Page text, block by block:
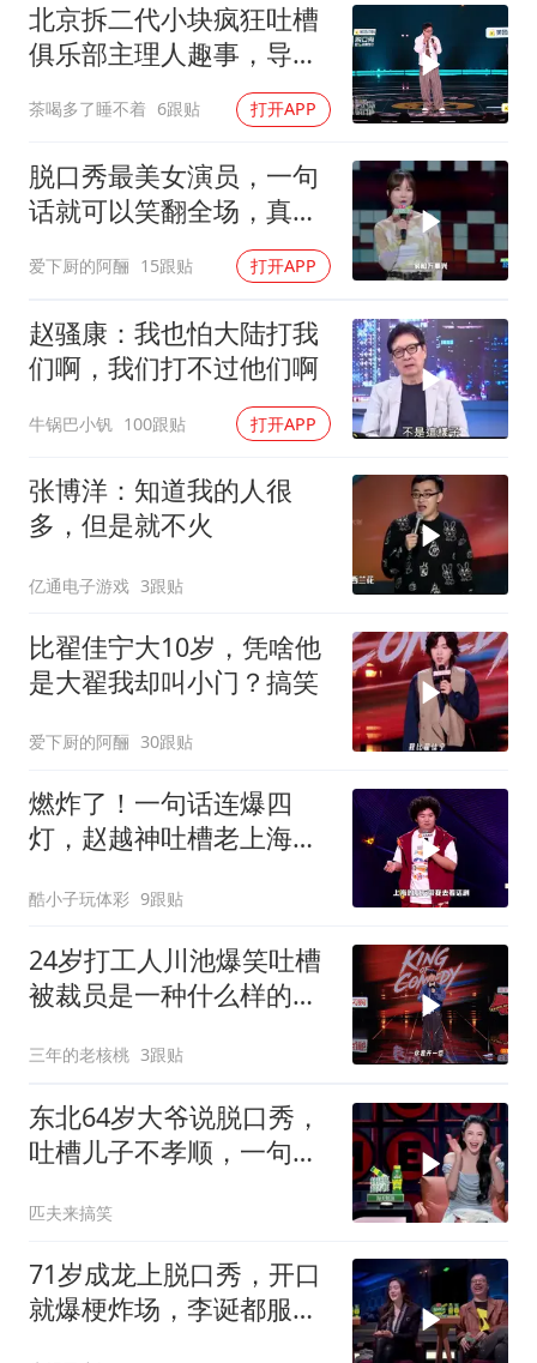
改名后的“青海拉面”店
东方之约 相约未来
北京拆二代小块疯狂吐槽
俱乐部主理人趣事，导师
茶喝多了睡不着 6跟贴 打开APP
脱口秀最美女演员，一句
话就可以笑翻全场，真是
爱下厨的阿酾 15跟贴 打开APP
赵骚康：我也怕大陆打我
们啊，我们打不过他们啊
牛锅巴小钒 100跟贴 打开APP
张博洋：知道我的人很
多，但是就不火
亿通电子游戏 3跟贴
比翟佳宁大10岁，凭啥他
是大翟我却叫小门？搞笑
爱下厨的阿酾 30跟贴
燃炸了！一句话连爆四
灯，赵越神吐槽老上海人
笑到尾！
酷小子玩体彩 9跟贴
24岁打工人川池爆笑吐槽
被裁员是一种什么样的体
三年的老核桃 3跟贴
东北64岁大爷说脱口秀，
吐槽儿子不孝顺，一句话
匹夫来搞笑
71岁成龙上脱口秀，开口
就爆梗炸场，李诞都服